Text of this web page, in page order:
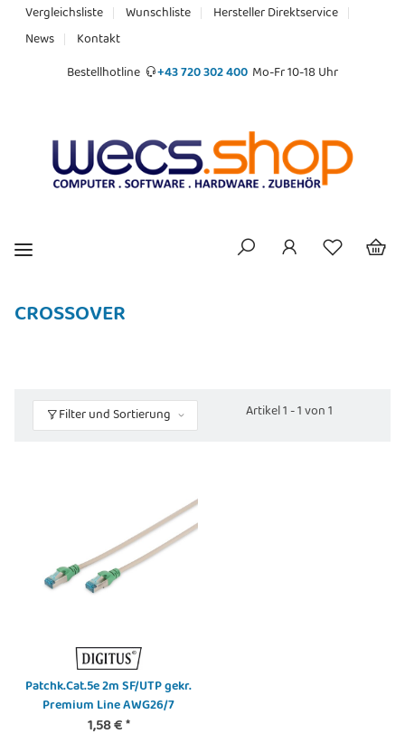
Vergleichsliste Wunschliste
Hersteller Direktservice
News
Kontakt
Bestellhotline
+43 720 302 400 Mo-Fr 10-18 Uhr
CROSSOVER
Filter und Sortierung Artikel 1 - 1 von 1
Patchk.Cat.5e 2m SF/UTP gekr.
Premium Line AWG26/7
1,58 €*